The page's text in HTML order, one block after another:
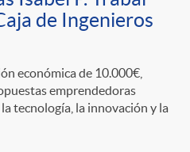
de Ingenieros
económica de 10.000€,
emprendedoras
tecnología, la innovación y la